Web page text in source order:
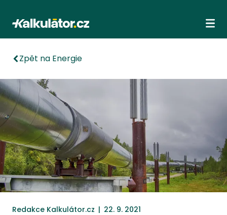
Kalkulátor.cz
Zpět na Energie
Redakce Kalkulátor.cz | 22. 9. 2021